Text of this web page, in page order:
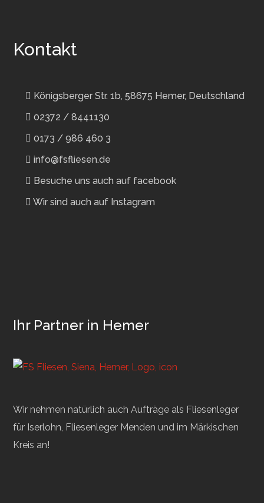
Kontakt
Königsberger Str. 1b, 58675 Hemer, Deutschland
02372 / 8441130
0173 / 986 460 3
info@fsfliesen.de
Besuche uns auch auf facebook
Wir sind auch auf Instagram
Ihr Partner in Hemer
Wir nehmen natürlich auch Aufträge als Fliesenleger
für Iserlohn, Fliesenleger Menden und im Märkischen
Kreis an!